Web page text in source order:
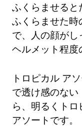
ふくらませると
ふくらませた
で、人の顔が
ヘルメット程度
トロピカル ア
で透け感のな
ら、明るくト
アソートです。